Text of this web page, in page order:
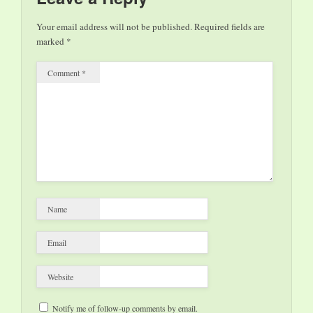
12.12. – « Moi, je
Claude Grumberg,
Theater in
französischer Sprache
…
Your email address will not be published.Required fields are
marked *
Comment *
Name
Email
Website
Notify me of follow-up comments by email.